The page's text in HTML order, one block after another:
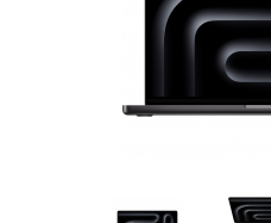
Платный сервис Apple